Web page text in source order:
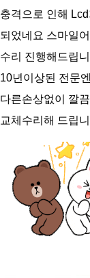
충격으로 인해
되었네요 스마일
수리 진행해드립
10년이상된 전문
다른손상없이 깔
교체수리해 드립